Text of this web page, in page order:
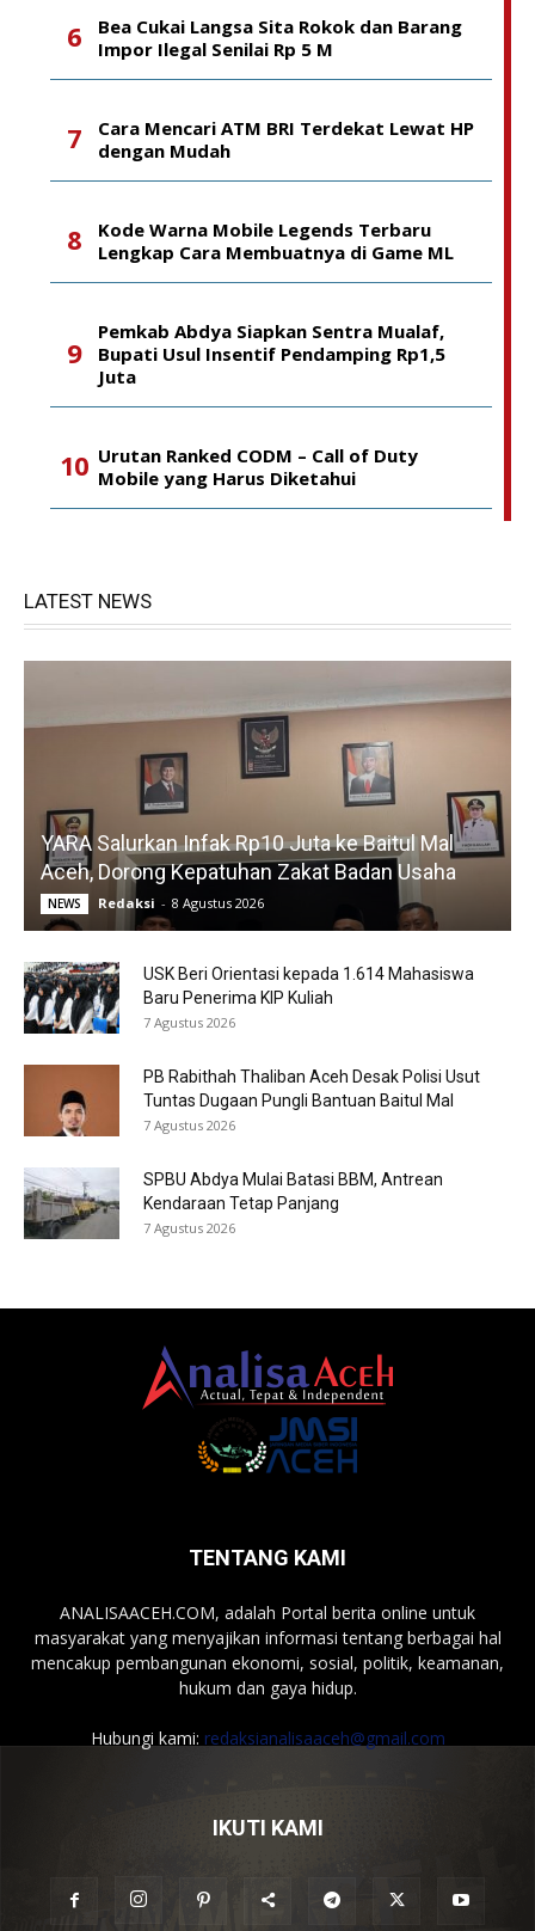
Bea Cukai Langsa Sita Rokok dan Barang
Impor Ilegal Senilai Rp 5 M
Cara Mencari ATM BRI Terdekat Lewat HP
dengan Mudah
Kode Warna Mobile Legends Terbaru
Lengkap Cara Membuatnya di Game ML
Pemkab Abdya Siapkan Sentra Mualaf,
Bupati Usul Insentif Pendamping Rp1,5
Juta
Urutan Ranked CODM – Call of Duty
Mobile yang Harus Diketahui
LATEST NEWS
YARA Salurkan Infak Rp10 Juta ke Baitul Mal
Aceh, Dorong Kepatuhan Zakat Badan Usaha
NEWS Redaksi - 8 Agustus 2026
USK Beri Orientasi kepada 1.614 Mahasiswa
Baru Penerima KIP Kuliah
7 Agustus 2026
PB Rabithah Thaliban Aceh Desak Polisi Usut
Tuntas Dugaan Pungli Bantuan Baitul Mal
7 Agustus 2026
SPBU Abdya Mulai Batasi BBM, Antrean
Kendaraan Tetap Panjang
7 Agustus 2026
TENTANG KAMI
ANALISAACEH.COM, adalah Portal berita online untuk
masyarakat yang menyajikan informasi tentang berbagai hal
mencakup pembangunan ekonomi, sosial, politik, keamanan,
hukum dan gaya hidup.
Hubungi kami: redaksianalisaaceh@gmail.com
IKUTI KAMI